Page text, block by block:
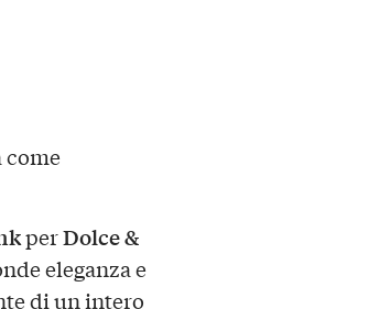
come
perDolce &
eleganza e
di un intero